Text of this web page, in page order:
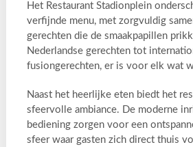
Het Restaurant Stadionplein
verfijnde menu, met zorgvuldig
gerechten die de smaakpapillen
Nederlandse gerechten tot
fusiongerechten, er is voor elk wat
Naast het heerlijke eten biedt het
sfeervolle ambiance. De moderne
bediening zorgen voor een
sfeer waar gasten zich direct thuis